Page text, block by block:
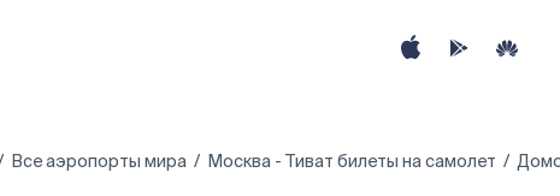
Все аэропорты мира Москва - Тиват билеты на самолет